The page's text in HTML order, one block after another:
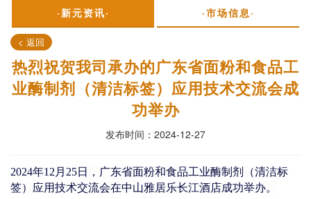
·新元资讯· ·市场信息·
热烈祝贺我司承办的广东省面粉和食品工
业酶制剂（清洁标签）应用技术交流会成
功举办
发布时间：2024-12-27
< 返回
2024年12月25日， 广东省面粉和食品工业酶制剂（清洁标
签）应用技术交流会在中山雅居乐长江酒店成功举办。